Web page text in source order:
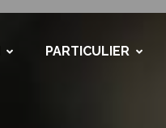
PARTICULIER